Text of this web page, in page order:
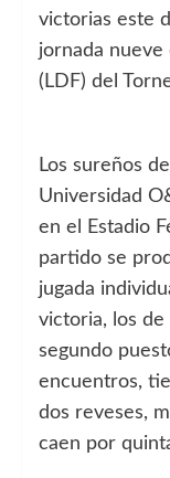
victorias este
jornada nueve
(LDF) del
Los sureños
Universidad
en el Estadio
partido se
jugada
victoria, los de
segundo
encuentros,
dos reveses,
caen por